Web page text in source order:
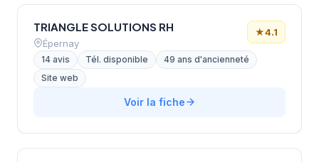
TRIANGLE SOLUTIONS RH
Épernay
★4.1
14 avis Tél. disponible
49 ans d'ancienneté
Site web
Voir la fiche